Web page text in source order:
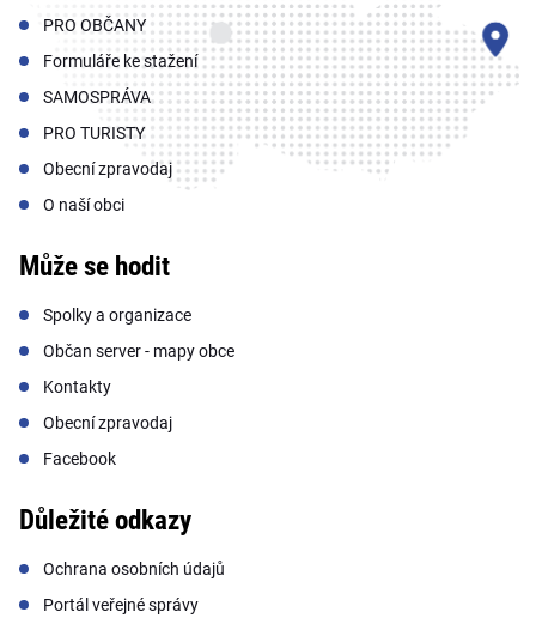
PRO OBČANY
Formuláře ke stažení
SAMOSPRÁVA
PRO TURISTY
Obecní zpravodaj
O naší obci
Může se hodit
Spolky a organizace
Občan server - mapy obce
Kontakty
Obecní zpravodaj
Facebook
Důležité odkazy
Ochrana osobních údajů
Portál veřejné správy